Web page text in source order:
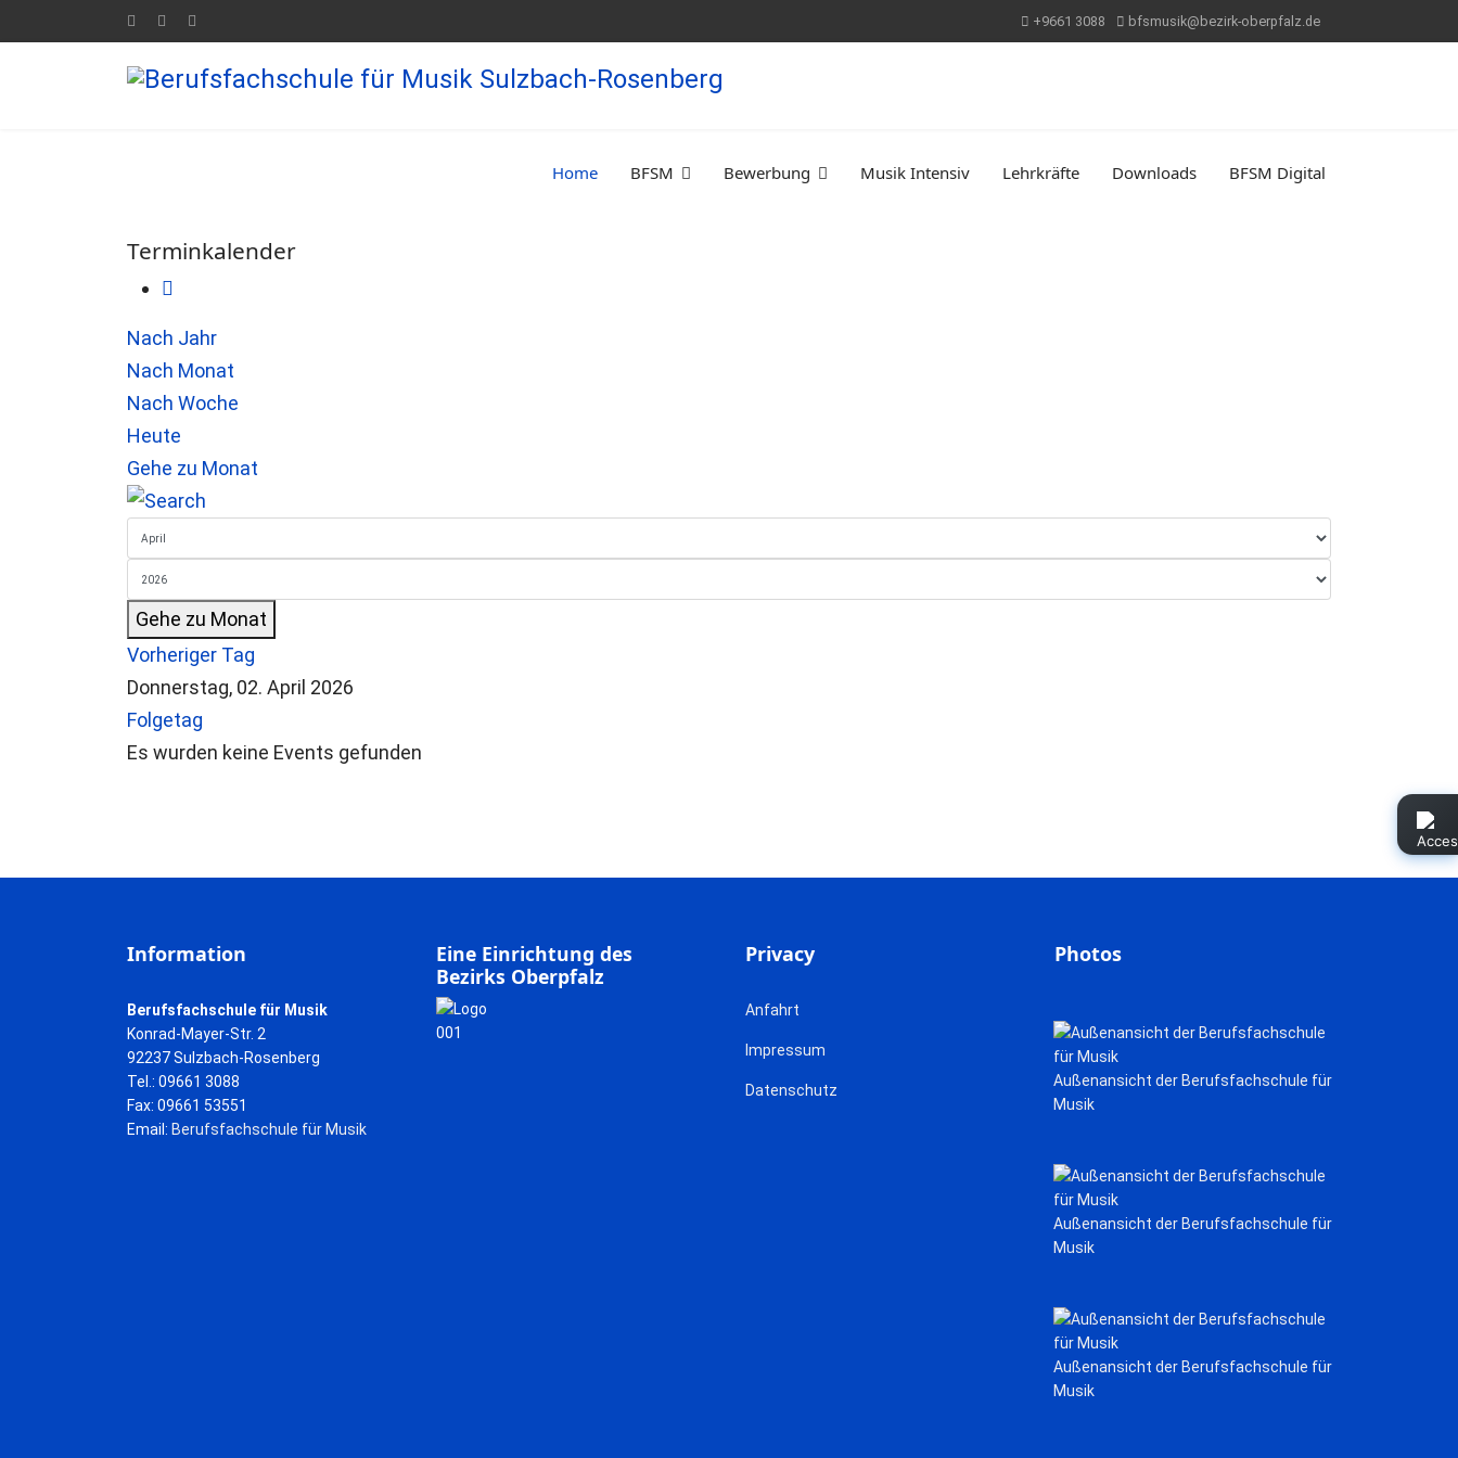
+9661 3088 bfsmusik@bezirk-oberpfalz.de
Home BFSM Bewerbung Musik Intensiv Lehrkräfte Downloads BFSM Digital
Terminkalender
Nach Jahr
Nach Monat
Nach Woche
Heute
Gehe zu Monat
Gehe zu Monat
Vorheriger Tag
Donnerstag, 02. April 2026
Folgetag
Es wurden keine Events gefunden
Information
Berufsfachschule für Musik
Konrad-Mayer-Str. 2
92237 Sulzbach-Rosenberg
Tel.: 09661 3088
Fax: 09661 53551
Email: Berufsfachschule für Musik
Eine Einrichtung des
Bezirks Oberpfalz
Privacy
Anfahrt
Impressum
Datenschutz
Photos
Außenansicht der Berufsfachschule für
Musik
Außenansicht der Berufsfachschule für
Musik
Außenansicht der Berufsfachschule für
Musik